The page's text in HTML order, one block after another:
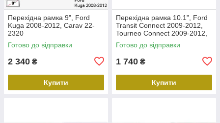
Перехідна рамка 9", Ford
Kuga 2008-2012, Carav 22-
2320
Готово до відправки
2 340 ₴
Купити
Перехідна рамка 10.1", Ford
Transit Connect 2009-2012,
Tourneo Connect 2009-2012,
Carav 22-2305
Готово до відправки
1 740 ₴
Купити